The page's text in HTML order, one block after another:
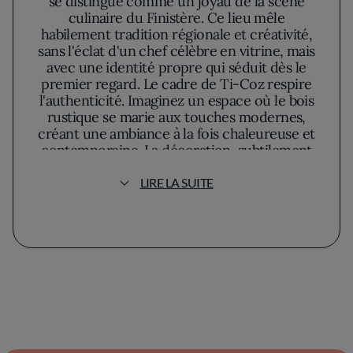
culinaire du Finistère. Ce lieu mêle
habilement tradition régionale et créativité,
sans l'éclat d'un chef célèbre en vitrine, mais
avec une identité propre qui séduit dès le
premier regard. Le cadre de Ti-Coz respire
l'authenticité. Imaginez un espace où le bois
rustique se marie aux touches modernes,
créant une ambiance à la fois chaleureuse et
contemporaine. La décoration, subtilement
tout en ouvrant les portes à une expérience
aux saveurs de la mer et de la terre bretonne.
LIRE LA SUITE